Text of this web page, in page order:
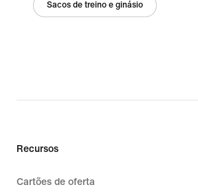
Sacos de treino e ginásio
Recursos
Cartões de oferta